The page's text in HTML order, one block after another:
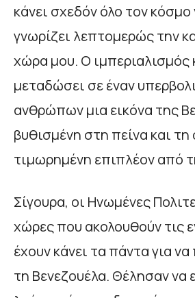
κάνει σχεδόν όλο τον κόσμο
γνωρίζει λεπτομερώς την
χώρα μου. Ο ιμπεριαλισμός
μεταδώσει σε έναν
ανθρώπων μια εικόνα της
βυθισμένη στη πείνα και
τιμωρημένη επιπλέον από
Σίγουρα, οι Ηνωμένες
χώρες που ακολουθούν τις
έχουν κάνει τα πάντα για
τη Βενεζουέλα. Θέλησαν να